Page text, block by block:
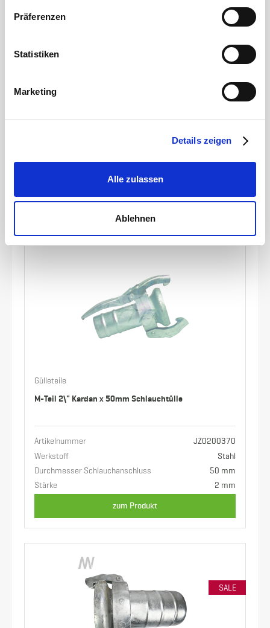
Präferenzen
Statistiken
Marketing
Details zeigen
Alle zulassen
Ablehnen
M-Teil 2 1/2\" Kardan x 63mm Schlauchtülle
JZ0200371
Durchmesser Schlauchanschluss
63 mm
zum Produkt
Gülleteile
M-Teil 2\" Kardan x 50mm Schlauchtülle
Artikelnummer
JZ0200370
Werkstoff
Stahl
Durchmesser Schlauchanschluss
50 mm
Stärke
2 mm
zum Produkt
SALE